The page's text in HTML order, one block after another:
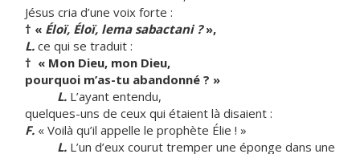
Jésus cria d’une voix forte :
† « Éloï, Éloï, lema sabactani ?»,
L. ce qui se traduit :
† « Mon Dieu, mon Dieu,
pourquoi m’as-tu abandonné ? »
L. L’ayant entendu,
quelques-uns de ceux qui étaient là disaient :
F. « Voilà qu’il appelle le prophète Élie ! »
L. L’un d’eux courut tremper une éponge dans une